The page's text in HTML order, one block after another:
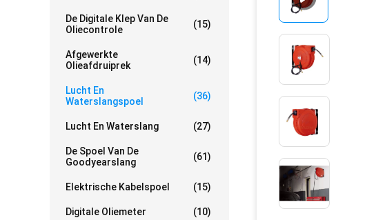
De Digitale Klep Van De
Oliecontrole
(15)
Afgewerkte
Olieafdruiprek
(14)
Lucht En
Waterslangspoel
(36)
Lucht En Waterslang (27)
De Spoel Van De
Goodyearslang
(61)
Elektrische Kabelspoel (15)
Digitale Oliemeter (10)